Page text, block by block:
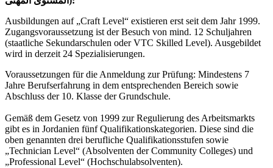
Ausbildungen auf „Craft Level“ existieren erst seit dem Jahr 1999.
Zugangsvoraussetzung ist der Besuch von mind. 12 Schuljahren
(staatliche Sekundarschulen oder VTC Skilled Level). Ausgebildet
wird in derzeit 24 Spezialisierungen.
Voraussetzungen für die Anmeldung zur Prüfung: Mindestens 7
Jahre Berufserfahrung in dem entsprechenden Bereich sowie
Abschluss der 10. Klasse der Grundschule.
Gemäß dem Gesetz von 1999 zur Regulierung des Arbeitsmarkts
gibt es in Jordanien fünf Qualifikationskategorien. Diese sind die
oben genannten drei berufliche Qualifikationsstufen sowie
„Technician Level“ (Absolventen der Community Colleges) und
„Professional Level“ (Hochschulabsolventen).